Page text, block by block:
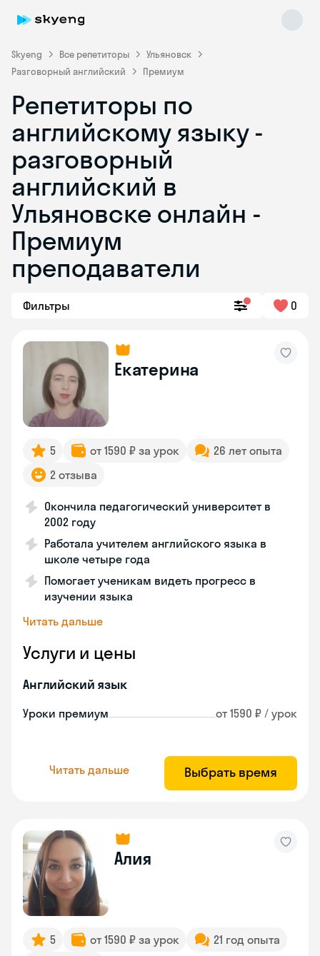
Skyeng Все репетиторы
Ульяновск
Разговорный английский
Премиум
Репетиторы по
английскому языку -
разговорный
английский в
Ульяновске онлайн -
Премиум
преподаватели
Фильтры 0
Екатерина
5 от 1590 ₽ за урок
26 лет опыта
2 отзыва
Окончила педагогический университет в
2002 году
Работала учителем английского языка в
школе четыре года
Помогает ученикам видеть прогресс в
изучении языка
Читать дальше
Услуги и цены
Английский язык
Уроки премиум от 1590 ₽ / урок
Читать дальше Выбрать время
Алия
5 от 1590 ₽ за урок
21 год опыта
Skyeng Chat